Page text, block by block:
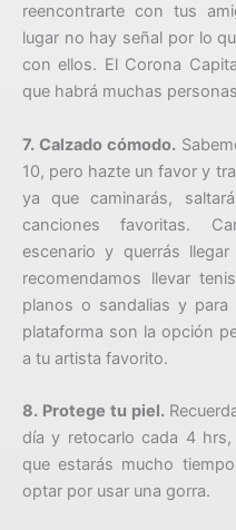
reencontrarte con tus
lugar no hay señal por lo
con ellos. El Corona
que habrá muchas
7. Calzado cómodo.
10, pero hazte un favor y
ya que caminarás,
canciones favoritas.
escenario y querrás
recomendamos llevar
planos o sandalias y
plataforma son la opción
a tu artista favorito.
8. Protege tu piel.
día y retocarlo cada 4
que estarás mucho
optar por usar una gorra.